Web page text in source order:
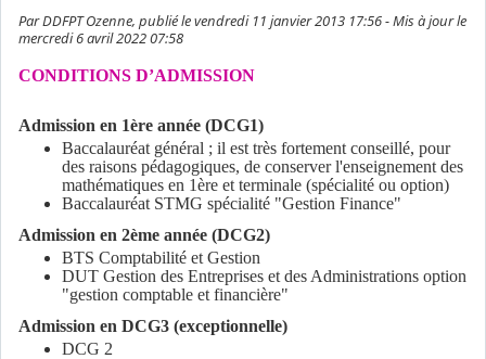
Par DDFPT Ozenne, publié le vendredi 11 janvier 2013 17:56 - Mis à jour le
mercredi 6 avril 2022 07:58
CONDITIONS D’ADMISSION
Admission en 1ère année (DCG1)
Baccalauréat général ; il est très fortement conseillé, pour
des raisons pédagogiques, de conserver l'enseignement des
mathématiques en 1ère et terminale (spécialité ou option)
Baccalauréat STMG spécialité "Gestion Finance"
Admission en 2ème année (DCG2)
BTS Comptabilité et Gestion
DUT Gestion des Entreprises et des Administrations option
"gestion comptable et financière"
Admission en DCG3 (exceptionnelle)
DCG 2